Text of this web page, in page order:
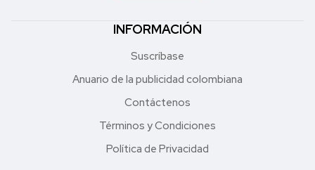
INFORMACIÓN
Suscríbase
Anuario de la publicidad colombiana
Contáctenos
Términos y Condiciones
Política de Privacidad